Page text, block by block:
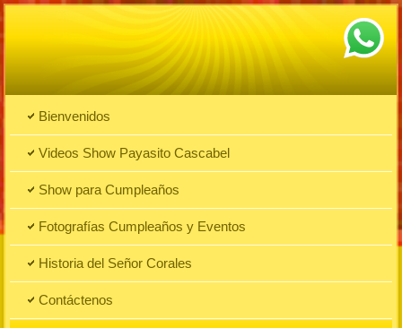
Bienvenidos
Videos Show Payasito Cascabel
Show para Cumpleaños
Fotografías Cumpleaños y Eventos
Historia del Señor Corales
Contáctenos